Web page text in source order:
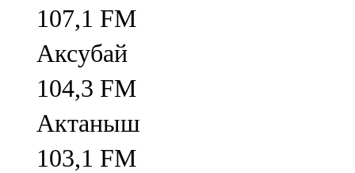
107,1 FM
Аксубай
104,3 FM
Актаныш
103,1 FM